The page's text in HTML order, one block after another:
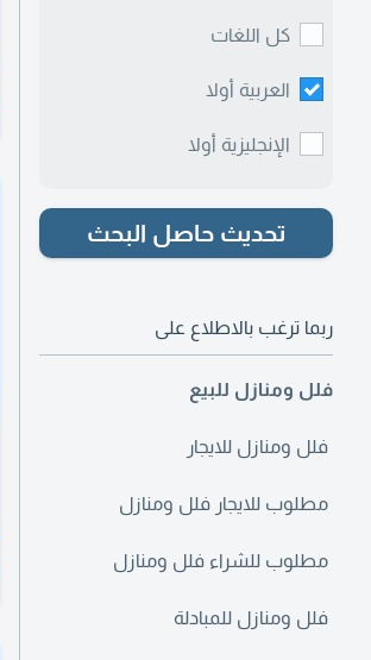
كل اللغات
العربية أولا
الإنجليزية أولا
تحديث حاصل البحث
ربما ترغب بالاطلاع على
فلل ومنازل للبيع
فلل ومنازل للايجار
مطلوب للايجار فلل ومنازل
مطلوب للشراء فلل ومنازل
فلل ومنازل للمبادلة